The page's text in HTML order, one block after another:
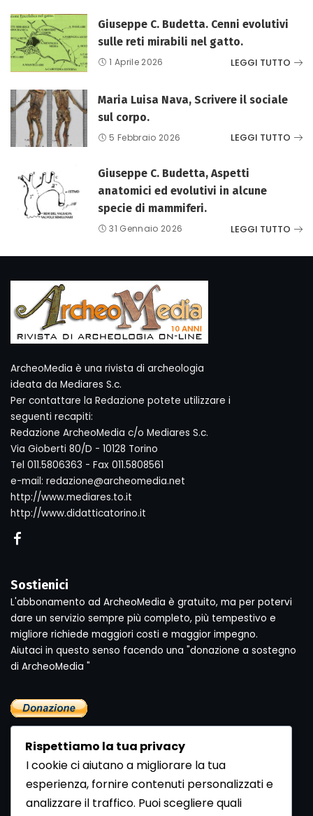
Giuseppe C. Budetta. Cenni evolutivi
sulle reti mirabili nel gatto.
1 Aprile 2026 LEGGI TUTTO
Maria Luisa Nava, Scrivere il sociale
sul corpo.
5 Febbraio 2026 LEGGI TUTTO
Giuseppe C. Budetta, Aspetti
anatomici ed evolutivi in alcune
specie di mammiferi.
31 Gennaio 2026 LEGGI TUTTO
ArcheoMedia è una rivista di archeologia
ideata da Mediares S.c.
Per contattare la Redazione potete utilizzare i
seguenti recapiti:
Redazione ArcheoMedia c/o Mediares S.c.
Via Gioberti 80/D - 10128 Torino
Tel 011.5806363 - Fax 011.5808561
e-mail: redazione@archeomedia.net
http://www.mediares.to.it
http://www.didatticatorino.it
Sostienici
L'abbonamento ad ArcheoMedia è gratuito, ma per potervi
dare un servizio sempre più completo, più tempestivo e
migliore richiede maggiori costi e maggior impegno.
Aiutaci in questo senso facendo una "donazione a sostegno
di ArcheoMedia "
Rispettiamo la tua privacy
I cookie ci aiutano a migliorare la tua
esperienza, fornire contenuti personalizzati e
analizzare il traffico. Puoi scegliere quali